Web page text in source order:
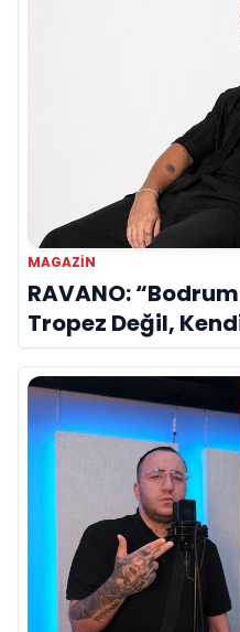
MAGAZIN
RAVANO:
Tropez Değil,
Referans”